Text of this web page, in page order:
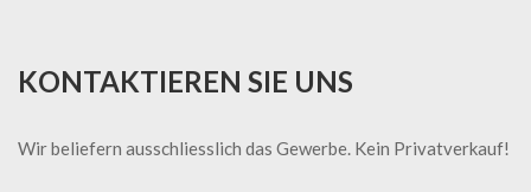
KONTAKTIEREN SIE UNS
Wir beliefern ausschliesslich das Gewerbe. Kein Privatverkauf!